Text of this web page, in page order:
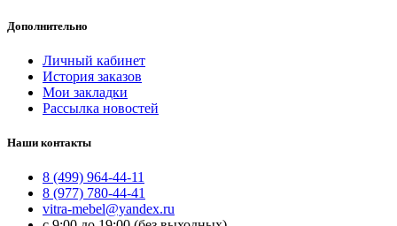
Дополнительно
Личный кабинет
История заказов
Мои закладки
Рассылка новостей
Наши контакты
8 (499) 964-44-11
8 (977) 780-44-41
vitra-mebel@yandex.ru